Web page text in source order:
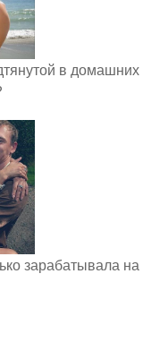
в домашних
зарабатывала на